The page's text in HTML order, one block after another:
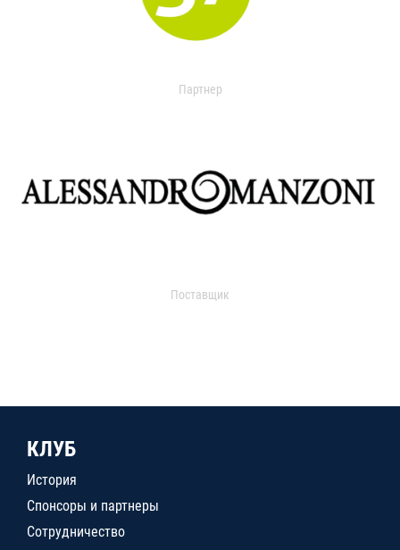
Партнер
Поставщик
КЛУБ
История
Спонсоры и партнеры
Сотрудничество